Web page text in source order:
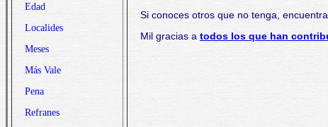
Edad
Localides
Meses
Más Vale
Pena
Refranes
Si conoces otros que no tenga,
Mil gracias a todos los que han